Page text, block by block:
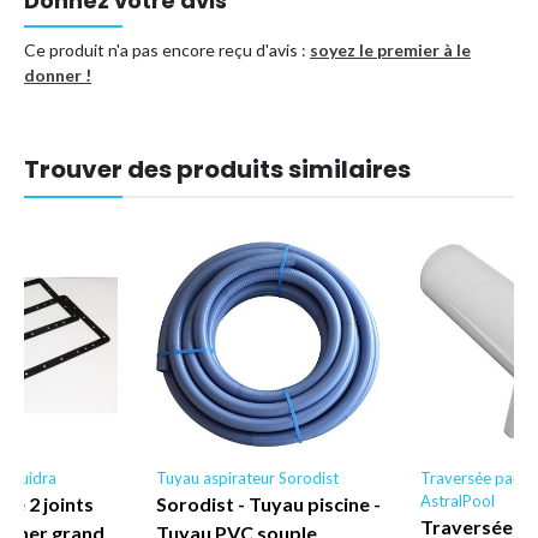
Ce produit n'a pas encore reçu d'avis : soyez le premier à le
donner !
Trouver des produits similaires
Fluidra
2 joints
grand
Tuyau aspirateur Sorodist
Sorodist - Tuyau piscine -
Tuyau PVC souple
Traversée paroi
AstralPool
Traversée